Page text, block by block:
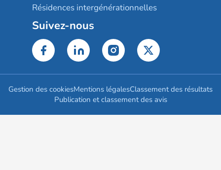
Résidences intergénérationnelles
Suivez-nous
Gestion des cookiesMentions légalesClassement des résultats
Publication et classement des avis